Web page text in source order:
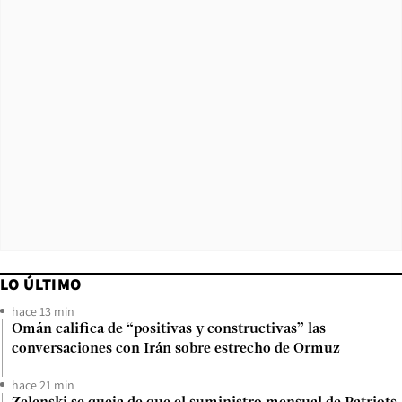
LO ÚLTIMO
hace 13 min
Omán califica de “positivas y constructivas” las
conversaciones con Irán sobre estrecho de Ormuz
hace 21 min